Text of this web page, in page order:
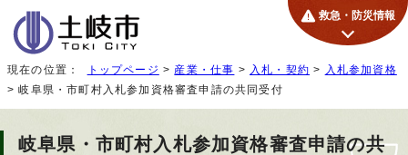
救急・防災情報
現在の位置： トップページ > 産業・仕事 > 入札・契約 > 入札参加資格
> 岐阜県・市町村入札参加資格審査申請の共同受付
岐阜県・市町村入札参加資格審査申請の共